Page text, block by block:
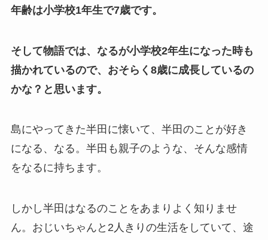
年齢は小学校1年生で7歳です。
そして物語では、なるが小学校2年生になった時も
描かれているので、おそらく8歳に成長しているの
かな？と思います。
島にやってきた半田に懐いて、半田のことが好き
になる、なる。半田も親子のような、そんな感情
をなるに持ちます。
しかし半田はなるのことをあまりよく知りませ
ん。おじいちゃんと2人きりの生活をしていて、途